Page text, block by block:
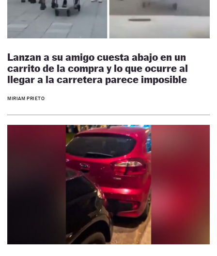
Lanzan a su amigo cuesta abajo en un
carrito de la compra y lo que ocurre al
llegar a la carretera parece imposible
MIRIAM PRIETO